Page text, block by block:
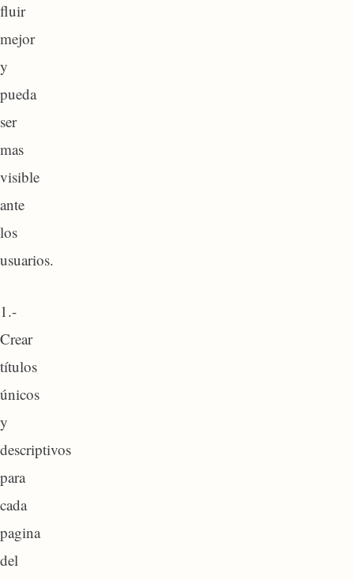
fluir
mejor
y
pueda
ser
mas
visible
ante
los
usuarios.
1.-
Crear
títulos
únicos
y
descriptivos
para
cada
pagina
del